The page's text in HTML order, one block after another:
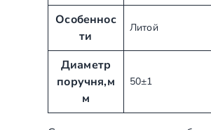
Особеннос
ти
Литой
Диаметр
поручня,м
м
50±1